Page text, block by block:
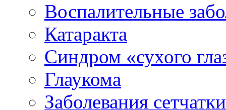
Воспалительные
Катаракта
Синдром «сухого
Глаукома
Заболевания сетчатки